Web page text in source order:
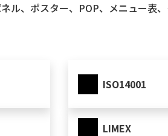
ル、ポスター、POP、メニュー表、
ISO14001
LIMEX